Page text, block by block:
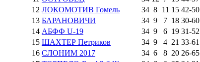
12 ЛОКОМОТИВ Гомель 34 8 11 15 42-50
13 БАРАНОВИЧИ 34 9 7 18 30-60
14 АБФФ U-19 34 9 6 19 31-52
15 ШАХТЕР Петриков 34 9 4 21 33-61
16 СЛОНИМ 2017 34 6 8 20 26-65